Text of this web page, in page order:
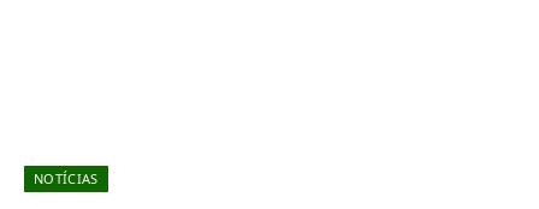
NOTÍCIAS